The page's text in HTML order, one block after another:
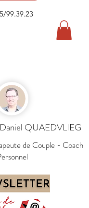
99.39.23
QUAEDVLIEG
de Couple - Coach